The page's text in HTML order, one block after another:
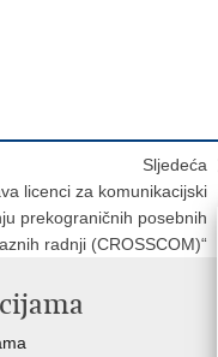
Sljedeća
licenci za komunikacijski
prekograničnih posebnih
radnji (CROSSCOM)“